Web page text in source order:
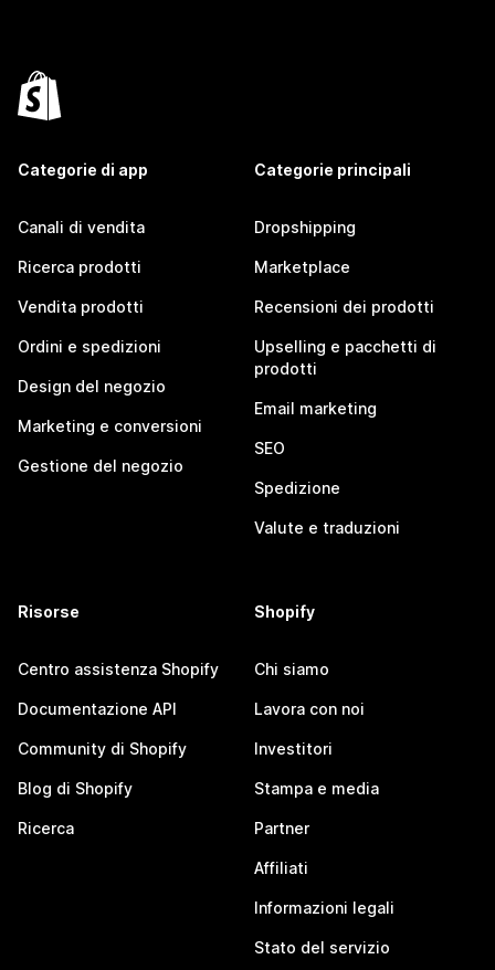
Categorie di app
Canali di vendita
Ricerca prodotti
Vendita prodotti
Ordini e spedizioni
Design del negozio
Marketing e conversioni
Gestione del negozio
Categorie principali
Dropshipping
Marketplace
Recensioni dei prodotti
Upselling e pacchetti di
prodotti
Email marketing
SEO
Spedizione
Valute e traduzioni
Risorse
Centro assistenza Shopify
Documentazione API
Community di Shopify
Blog di Shopify
Ricerca
Shopify
Chi siamo
Lavora con noi
Investitori
Stampa e media
Partner
Affiliati
Informazioni legali
Stato del servizio